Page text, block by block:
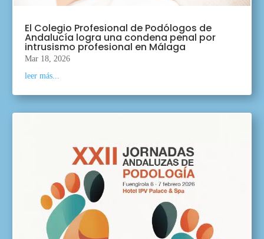
El Colegio Profesional de Podólogos de
Andalucía logra una condena penal por
intrusismo profesional en Málaga
Mar 18, 2026
leer más...